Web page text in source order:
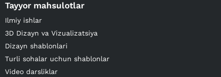
Tayyor mahsulotlar
Ilmiy ishlar
3D Dizayn va Vizualizatsiya
Dizayn shablonlari
Turli sohalar uchun shablonlar
Video darsliklar